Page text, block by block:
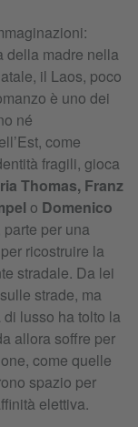
della madre nella
il Laos, poco
è uno dei
né
come
fragili, gioca
Thomas, Franz
o Domenico
parte per una
ricostruire la
stradale. Da lei
strade, ma
di lusso ha tolto la
allora soffre per
come quelle
spazio per
elettiva.